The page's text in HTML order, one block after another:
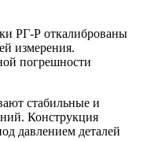
РГ-Р откалиброваны
измерения.
погрешности
стабильные и
Конструкция
давлением деталей